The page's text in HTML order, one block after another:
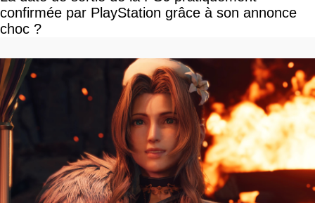
confirmée par PlayStation grâce à son annonce
choc ?